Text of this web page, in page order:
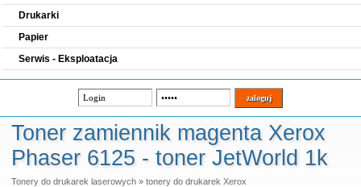
Drukarki
Papier
Serwis - Eksploatacja
Toner zamiennik magenta Xerox
Phaser 6125 - toner JetWorld 1k
Tonery do drukarek laserowych» tonery do drukarek Xerox